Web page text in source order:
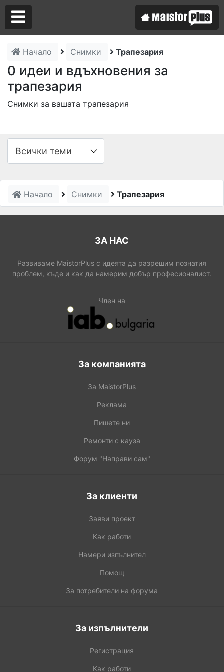
Начало Снимки Трапезария
0 идеи и вдъхновения за
трапезария
Снимки за вашата трапезария
Начало Снимки Трапезария
ЗА НАС
Развиваме MaistorPlus с идеята да разрешим познатия
проблем, къде и как да намерим добър професионалист.
Член на
За компанията
За MaistorPlus
Реклама
Пишете ни
Ремонти с кауза
Форум "Направи сам"
За клиенти
Заяви проект
Как работи
Намери изпълнител
Помощ
За потребители на форума
За изпълнители
Регистрация
Как работи
Аз съм майстор
Търся майстор